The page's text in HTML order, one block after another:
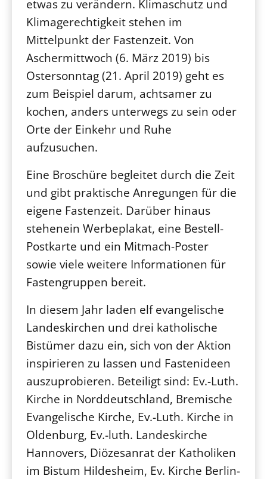
etwas zu verändern. Klimaschutz und
Klimagerechtigkeit stehen im
Mittelpunkt der Fastenzeit. Von
Aschermittwoch (6. März 2019) bis
Ostersonntag (21. April 2019) geht es
zum Beispiel darum, achtsamer zu
kochen, anders unterwegs zu sein oder
Orte der Einkehr und Ruhe
aufzusuchen.
Eine Broschüre begleitet durch die Zeit
und gibt praktische Anregungen für die
eigene Fastenzeit. Darüber hinaus
stehenein Werbeplakat, eine Bestell-
Postkarte und ein Mitmach-Poster
sowie viele weitere Informationen für
Fastengruppen bereit.
In diesem Jahr laden elf evangelische
Landeskirchen und drei katholische
Bistümer dazu ein, sich von der Aktion
inspirieren zu lassen und Fastenideen
auszuprobieren. Beteiligt sind: Ev.-Luth.
Kirche in Norddeutschland, Bremische
Evangelische Kirche, Ev.-Luth. Kirche in
Oldenburg, Ev.-luth. Landeskirche
Hannovers, Diözesanrat der Katholiken
im Bistum Hildesheim, Ev. Kirche Berlin-